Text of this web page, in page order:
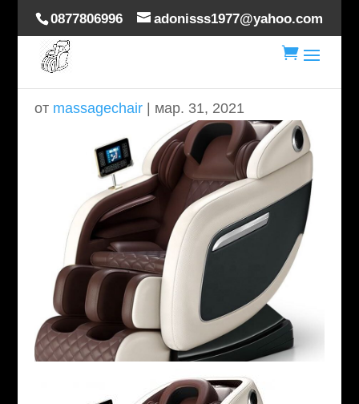
0877806996 adonisss1977@yahoo.com

25
от massagechair| мар. 31, 2021